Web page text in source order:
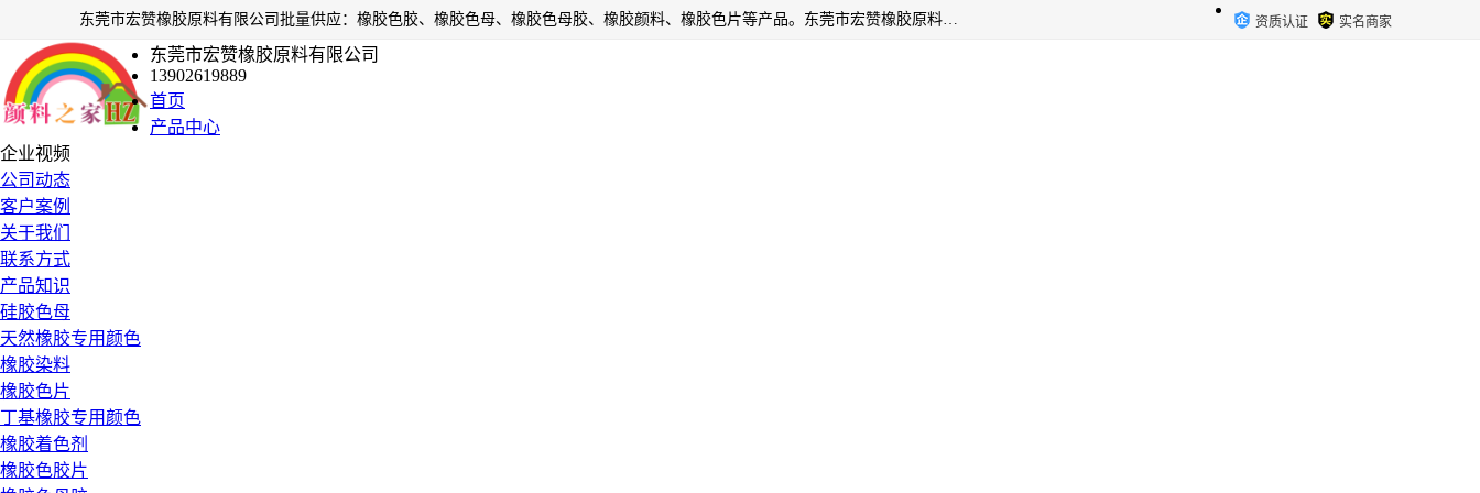
东莞市宏赞橡胶原料有限公司批量供应：橡胶色胶、橡胶色母、橡胶色母胶、橡胶颜料、橡胶色片等产品。东莞市宏赞橡胶原料有限公司经营已经十五年的历史，目前的客户群广达东南亚各国，也是目前橡胶制造密集度高的中国大陆橡胶制品工厂使用多，市场占有率高的色胶专业生产工厂。 资质认证 实名商家
东莞市宏赞橡胶原料有限公司
13902619889
首页
产品中心
企业视频
公司动态
客户案例
关于我们
联系方式
产品知识
硅胶色母
天然橡胶专用颜色
橡胶染料
橡胶色片
丁基橡胶专用颜色
橡胶着色剂
橡胶色胶片